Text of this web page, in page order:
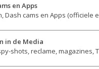
en Apps
Dash cams en Apps
in de Media
shots, reclame, magazines,